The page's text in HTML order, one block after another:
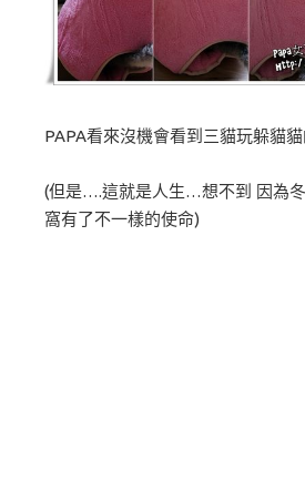
PAPA看來沒機會看到三貓玩躲貓
(但是….這就是人生…想不到 因為
窩有了不一樣的使命)